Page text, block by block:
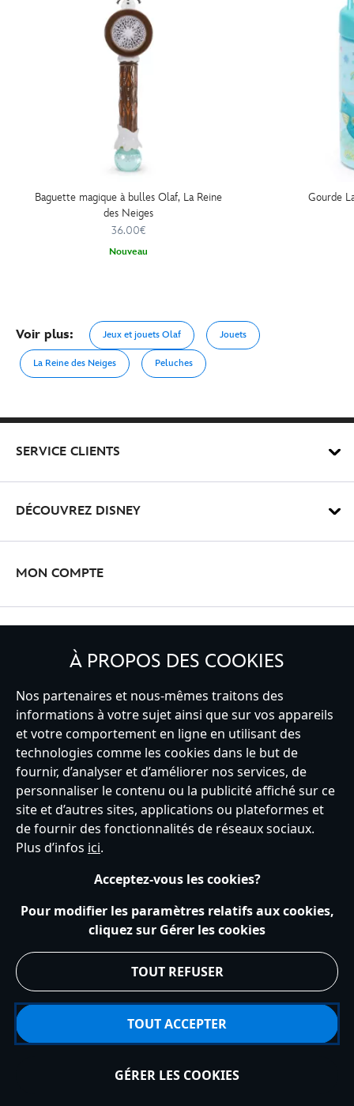
Ajouter au panier
Baguette magique à bulles Olaf, La Reine
des Neiges
36.00€
Nouveau
Gourde
Voir plus: Jeux et jouets Olaf Jouets
La Reine des Neiges Peluches
SERVICE CLIENTS
DÉCOUVREZ DISNEY
MON COMPTE
France
Service clients Conditions d’utilisation
Trouver un magasin
Plan du site
Règles de respect de la vie privée
Politique de cookies
Notice relative à la confidentialité
Conditions générales de vente
À PROPOS DES COOKIES
Nos partenaires et nous-mêmes traitons des
informations à votre sujet ainsi que sur vos appareils
et votre comportement en ligne en utilisant des
technologies comme les cookies dans le but de
fournir, d’analyser et d’améliorer nos services, de
personnaliser le contenu ou la publicité affiché sur ce
site et d’autres sites, applications ou plateformes et
de fournir des fonctionnalités de réseaux sociaux.
Plus d’infos ici.
Acceptez-vous les cookies?
Pour modifier les paramètres relatifs aux cookies,
cliquez sur Gérer les cookies
TOUT REFUSER
TOUT ACCEPTER
GÉRER LES COOKIES